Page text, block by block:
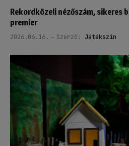
Rekordközeli nézőszám, sikeres
premier
2026.06.16. Szerző: Játékszín